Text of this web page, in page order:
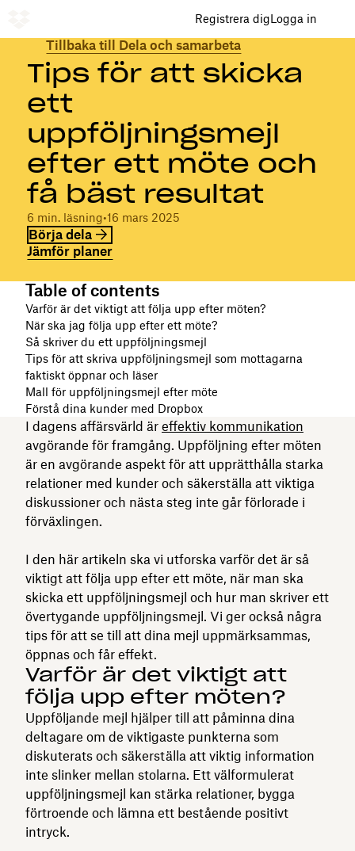
Registrera digLogga in
Tillbaka till Dela och samarbeta
Tips för att skicka
ett
uppföljningsmejl
efter ett möte och
få bäst resultat
6 min. läsning•16 mars 2025
Börja dela
Jämför planer
Table of contents
Varför är det viktigt att följa upp efter möten?
När ska jag följa upp efter ett möte?
Så skriver du ett uppföljningsmejl
Tips för att skriva uppföljningsmejl som mottagarna
faktiskt öppnar och läser
Mall för uppföljningsmejl efter möte
Förstå dina kunder med Dropbox
I dagens affärsvärld är effektiv kommunikation
avgörande för framgång. Uppföljning efter möten
är en avgörande aspekt för att upprätthålla starka
relationer med kunder och säkerställa att viktiga
diskussioner och nästa steg inte går förlorade i
förväxlingen.
I den här artikeln ska vi utforska varför det är så
viktigt att följa upp efter ett möte, när man ska
skicka ett uppföljningsmejl och hur man skriver ett
övertygande uppföljningsmejl. Vi ger också några
tips för att se till att dina mejl uppmärksammas,
öppnas och får effekt.
Varför är det viktigt att
följa upp efter möten?
Uppföljande mejl hjälper till att påminna dina
deltagare om de viktigaste punkterna som
diskuterats och säkerställa att viktig information
inte slinker mellan stolarna. Ett välformulerat
uppföljningsmejl kan stärka relationer, bygga
förtroende och lämna ett bestående positivt
intryck.